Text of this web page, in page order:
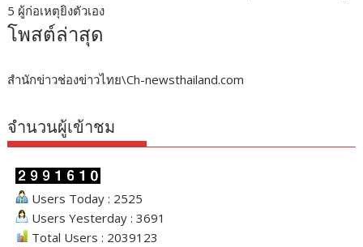
5 ผู้ก่อเหตุยิงตัวเอง
โพสต์ล่าสุด
สำนักข่าวช่องข่าวไทย\Ch-newsthailand.com
จำนวนผู้เข้าชม
Users Today : 2525
Users Yesterday : 3691
Total Users : 2039123